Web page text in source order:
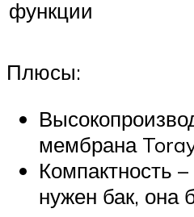
функции
Плюсы:
мембрана
Компактность
нужен бак, она